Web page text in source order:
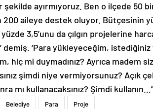
şekilde ayırmıyoruz. Ben o ilçede 50
200 aileye destek oluyor. Bütçesinin
yüzde 3,5’unu da çılgın projelerine
demiş. ‘Para yükleyeceğim,
hiç mi duymadınız? Ayrıca madem
şimdi niye vermiyorsunuz? Açık
mı kullanacaksınız? Şimdi kullanın…”
Belediye Para Proje